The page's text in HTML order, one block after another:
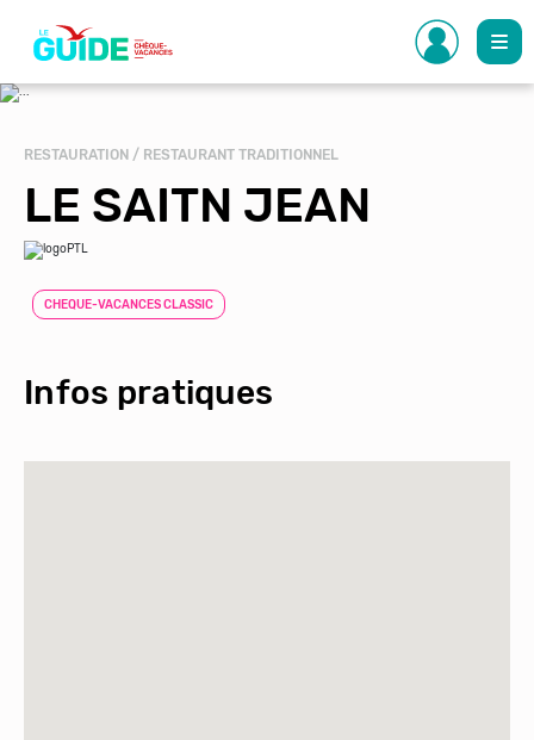
contenu
principal
RESTAURATION / RESTAURANT TRADITIONNEL
LE SAITN JEAN
CHEQUE-VACANCES CLASSIC
Infos pratiques